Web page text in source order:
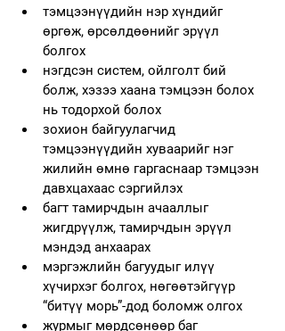
тэмцээнүүдийн нэр хүндийг
өргөж, өрсөлдөөнийг эрүүл
болгох
нэгдсэн систем, ойлголт бий
болж, хэзээ хаана тэмцээн болох
нь тодорхой болох
зохион байгуулагчид
тэмцээнүүдийн хуваарийг нэг
жилийн өмнө гаргаснаар тэмцээн
давхцахаас сэргийлэх
багт тамирчдын ачааллыг
жигдрүүлж, тамирчдын эрүүл
мэндэд анхаарах
мэргэжлийн багуудыг илүү
хүчирхэг болгох, нөгөөтэйгүүр
“битүү морь”-дод боломж олгох
журмыг мөрдсөнөөр баг